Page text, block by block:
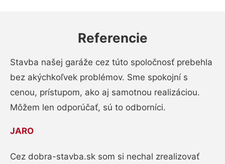
Referencie
Stavba našej garáže cez túto spoločnosť prebehla
bez akýchkoľvek problémov. Sme spokojní s
cenou, prístupom, ako aj samotnou realizáciou.
Môžem len odporúčať, sú to odborníci.
JARO
Cez dobra-stavba.sk som si nechal zrealizovať